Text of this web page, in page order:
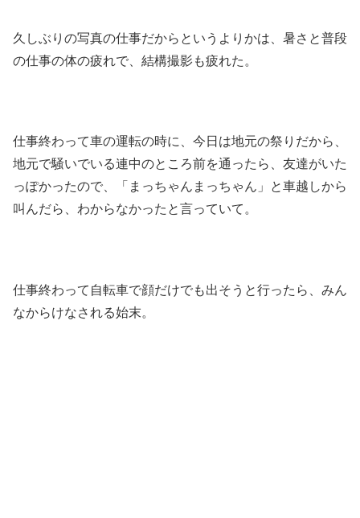
久しぶりの写真の仕事だからというよりかは、暑さと普段
の仕事の体の疲れで、結構撮影も疲れた。
仕事終わって車の運転の時に、今日は地元の祭りだから、
地元で騒いでいる連中のところ前を通ったら、友達がいた
っぽかったので、「まっちゃんまっちゃん」と車越しから
叫んだら、わからなかったと言っていて。
仕事終わって自転車で顔だけでも出そうと行ったら、みん
なからけなされる始末。